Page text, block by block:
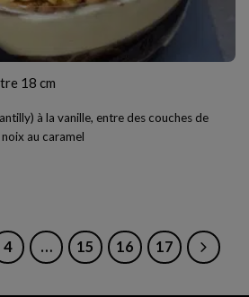
18 cm
à la vanille, entre des couches de
au caramel
4 … 15 16 17